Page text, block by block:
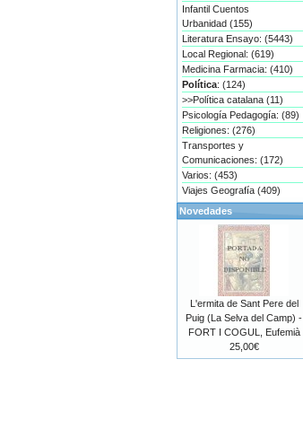
Infantil Cuentos
Urbanidad (155)
Literatura Ensayo: (5443)
Local Regional: (619)
Medicina Farmacia: (410)
Política: (124)
>>Política catalana (11)
Psicología Pedagogía: (89)
Religiones: (276)
Transportes y
Comunicaciones: (172)
Varios: (453)
Viajes Geografía (409)
Novedades
L'ermita de Sant Pere del
Puig (La Selva del Camp) -
FORT I COGUL, Eufemià
25,00€